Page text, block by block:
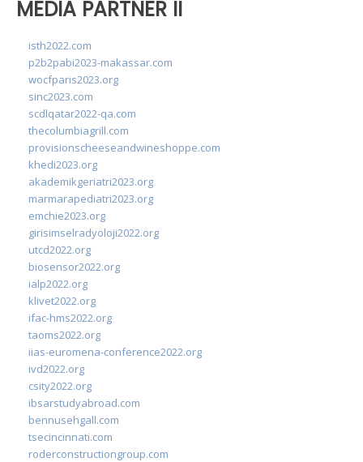
MEDIA PARTNER II
isth2022.com
p2b2pabi2023-makassar.com
wocfparis2023.org
sinc2023.com
scdlqatar2022-qa.com
thecolumbiagrill.com
provisionscheeseandwineshoppe.com
khedi2023.org
akademikgeriatri2023.org
marmarapediatri2023.org
emchie2023.org
girisimselradyoloji2022.org
utcd2022.org
biosensor2022.org
ialp2022.org
klivet2022.org
ifac-hms2022.org
taoms2022.org
iias-euromena-conference2022.org
ivd2022.org
csity2022.org
ibsarstudyabroad.com
bennusehgall.com
tsecincinnati.com
roderconstructiongroup.com